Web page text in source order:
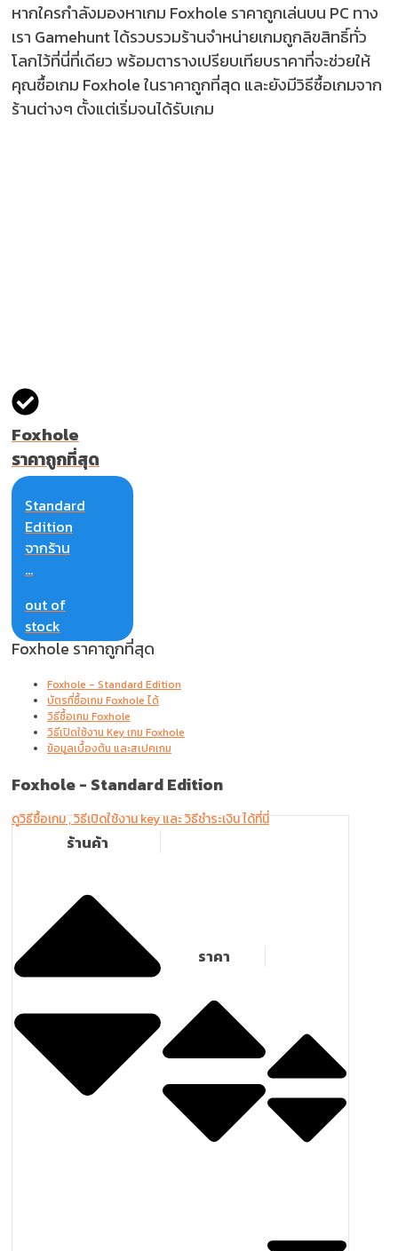
หากใครกำลังมองหาเกม Foxhole ราคาถูกเล่นบน PC ทาง
เรา Gamehunt ได้รวบรวมร้านจำหน่ายเกมถูกลิขสิทธิ์ทั่ว
โลกไว้ที่นี่ที่เดียว พร้อมตารางเปรียบเทียบราคาที่จะช่วยให้
คุณซื้อเกม Foxhole ในราคาถูกที่สุด และยังมีวิธีซื้อเกมจาก
ร้านต่างๆ ตั้งแต่เริ่มจนได้รับเกม
Foxhole
ราคาถูกที่สุด
Standard
Edition
จากร้าน
...
out of
stock
Foxhole ราคาถูกที่สุด
Foxhole - Standard Edition
บัตรที่ซื้อเกม Foxhole ได้
วิธีซื้อเกม Foxhole
วิธีเปิดใช้งาน Key เกม Foxhole
ข้อมูลเบื้องต้น และสเปคเกม
Foxhole - Standard Edition
ดูวิธีซื้อเกม , วิธีเปิดใช้งาน key และ วิธีชำระเงิน ได้ที่นี่
ร้านค้า
ราคา